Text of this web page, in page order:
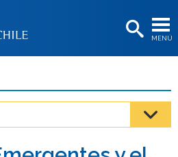
MENÚ
Estudiantes
os